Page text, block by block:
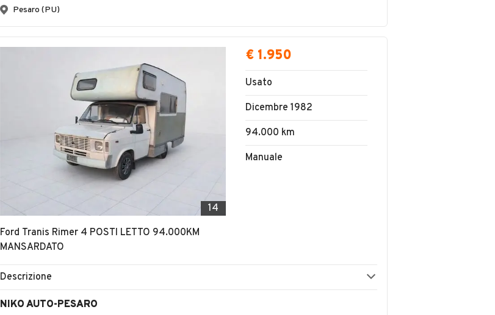
Pesaro (PU)
14
Ford Tranis Rimer 4 POSTI LETTO 94.000KM
MANSARDATO
€ 1.950
Usato
Dicembre 1982
94.000 km
Manuale
Descrizione
NIKO AUTO-PESARO